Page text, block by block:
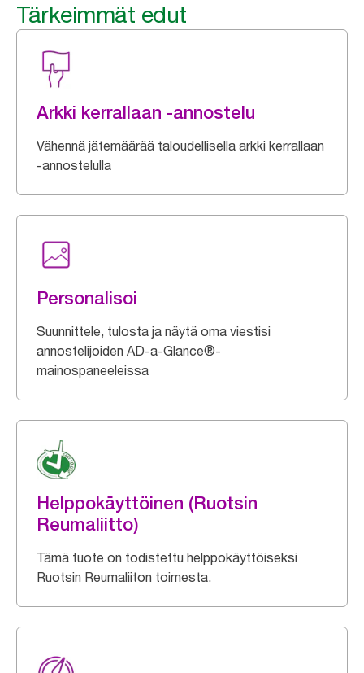
Tärkeimmät edut
Arkki kerrallaan -annostelu
Vähennä jätemäärää taloudellisella arkki kerrallaan
-annostelulla
Personalisoi
Suunnittele, tulosta ja näytä oma viestisi
annostelijoiden AD-a-Glance®-
mainospaneeleissa
Helppokäyttöinen (Ruotsin
Reumaliitto)
Tämä tuote on todistettu helppokäyttöiseksi
Ruotsin Reumaliiton toimesta.